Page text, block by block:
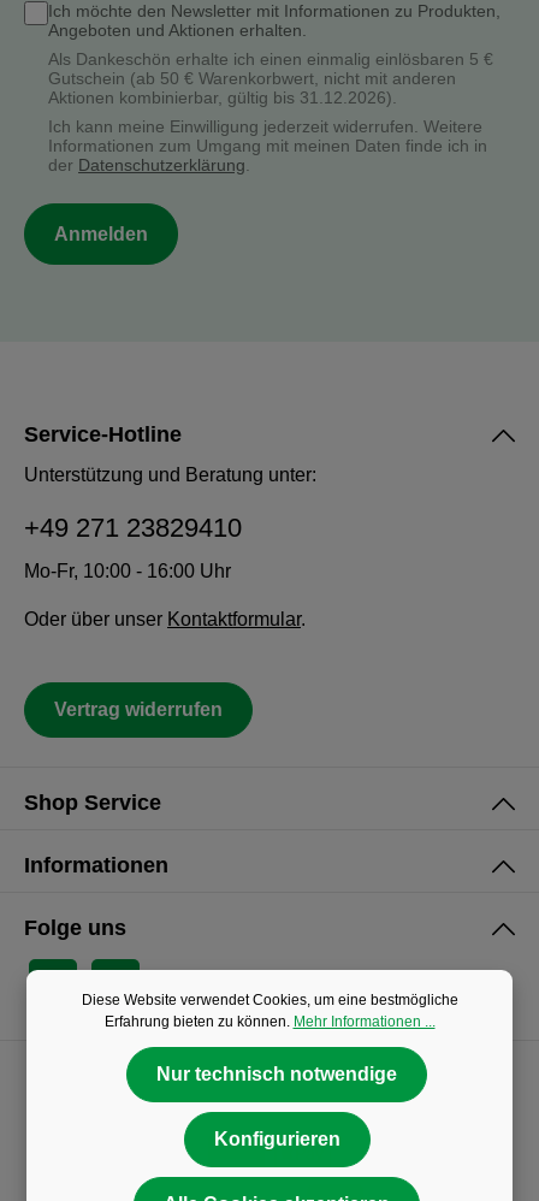
Ich möchte den Newsletter mit Informationen zu Produkten,
Angeboten und Aktionen erhalten.
Als Dankeschön erhalte ich einen einmalig einlösbaren 5 €
Gutschein (ab 50 € Warenkorbwert, nicht mit anderen
Aktionen kombinierbar, gültig bis 31.12.2026).
Ich kann meine Einwilligung jederzeit widerrufen. Weitere
Informationen zum Umgang mit meinen Daten finde ich in
der Datenschutzerklärung.
Anmelden
Service-Hotline
Unterstützung und Beratung unter:
+49 271 23829410
Mo-Fr, 10:00 - 16:00 Uhr
Oder über unser Kontaktformular.
Vertrag widerrufen
Shop Service
Informationen
Folge uns
Diese Website verwendet Cookies, um eine bestmögliche
Erfahrung bieten zu können. Mehr Informationen ...
Nur technisch notwendige
Konfigurieren